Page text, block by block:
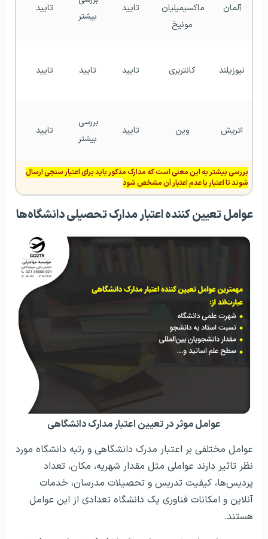
آلمان
مونیخ
تایید
بیشتر
تایید
نیوزیلند کانتربری تایید تایید تایید
اتریش وین تایید
بیشتر
تایید
بررسی بیشتر به این معنی است که مدارک مذکور باید برای اعتبار سنجی ارسال
شوند تا اعتبار یا عدم اعتبار آن مشخص شود
عوامل تعیین کننده اعتبار مدارک تحصیلی دانشگاه‌ها
عوامل موثر در تعیین اعتبار مدارک دانشگاهی
عوامل مختلفی بر اعتبار مدرک دانشگاهی و رتبه دانشگاه مورد
نظر تاثیر دارند عواملی مثل مقدار شهریه، مکان، تعداد
پردیس‌ها، کیفیت تدریس و تحصیلات مدرسان، خدمات
آنلاین و امکانات فناوری یک دانشگاه تعدادی از این عوامل
هستند.